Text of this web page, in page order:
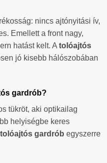
nincs ajtónyitási ív,
Emellett a front nagy,
hatást kelt. A tolóajtós
jó kisebb hálószobában
gardrób?
tükröt, aki optikailag
helyiségbe keres
gardrób egyszerre